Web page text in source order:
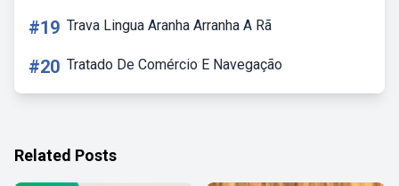
#19 Trava Lingua Aranha Arranha A Rã
#20 Tratado De Comércio E Navegação
Related Posts